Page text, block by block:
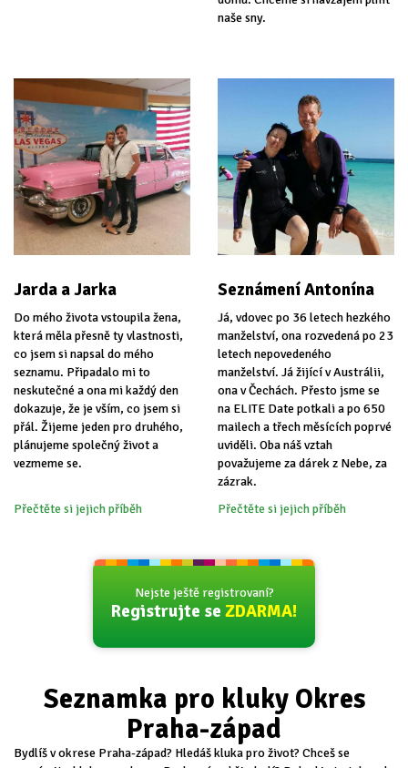
naše sny.
Jarda a Jarka
Do mého života vstoupila žena,
která měla přesně ty vlastnosti,
co jsem si napsal do mého
seznamu. Připadalo mi to
neskutečné a ona mi každý den
dokazuje, že je vším, co jsem si
přál. Žijeme jeden pro druhého,
plánujeme společný život a
vezmeme se.
Přečtěte si jejich příběh
Seznámení Antonína
Já, vdovec po 36 letech hezkého
manželství, ona rozvedená po 23
letech nepovedeného
manželství. Já žijící v Austrálii,
ona v Čechách. Přesto jsme se
na ELITE Date potkali a po 650
mailech a třech měsících poprvé
uviděli. Oba náš vztah
považujeme za dárek z Nebe, za
zázrak.
Přečtěte si jejich příběh
Nejste ještě registrovaní?
Registrujte se ZDARMA!
Seznamka pro kluky Okres
Praha-západ
Bydlíš v okrese Praha-západ? Hledáš kluka pro život? Chceš se